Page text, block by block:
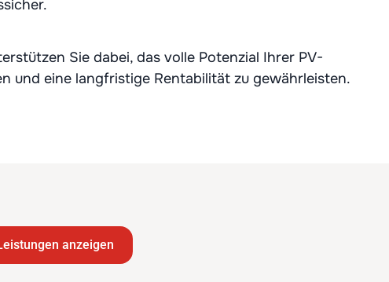
Sie dabei, das volle Potenzial Ihrer PV-
und eine langfristige Rentabilität zu gewährleisten.
anzeigen